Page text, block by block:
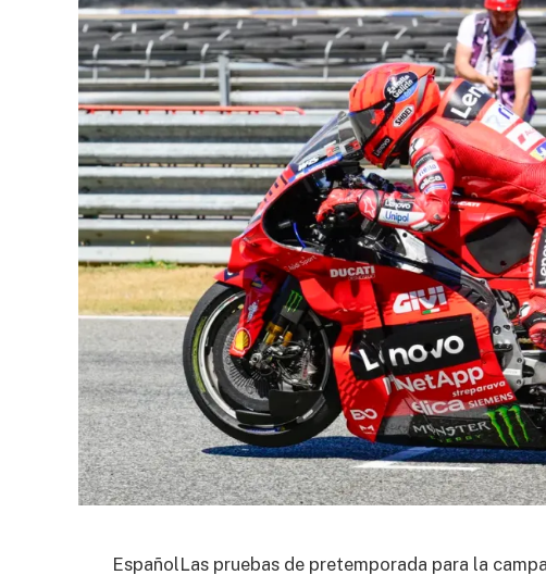
EspañolLas pruebas de pretemporada para la